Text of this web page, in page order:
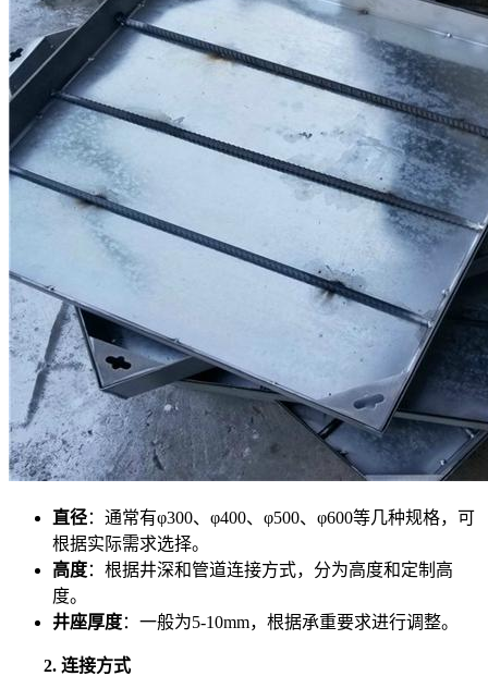
直径：通常有φ300、φ400、φ500、φ600等几种规格，可
根据实际需求选择。
高度：根据井深和管道连接方式，分为高度和定制高
度。
井座厚度：一般为5-10mm，根据承重要求进行调整。
2. 连接方式